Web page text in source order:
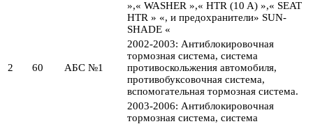
»,« WASHER »,« HTR (10 A) »,« SEAT
HTR » «, и предохранители» SUN-
SHADE «
2 60 АБС №1
2002-2003: Антиблокировочная
тормозная система, система
противоскольжения автомобиля,
противобуксовочная система,
вспомогательная тормозная система.
2003-2006: Антиблокировочная
тормозная система, система